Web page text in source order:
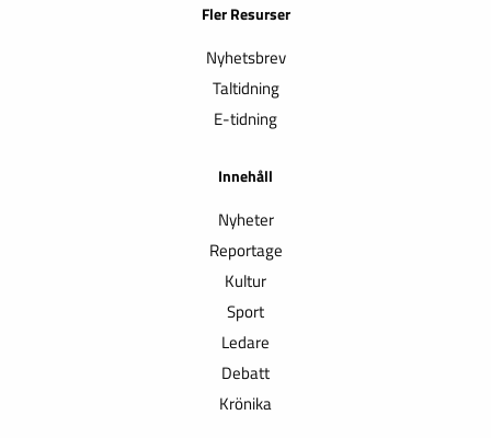
Fler Resurser
Nyhetsbrev
Taltidning
E-tidning
Innehåll
Nyheter
Reportage
Kultur
Sport
Ledare
Debatt
Krönika